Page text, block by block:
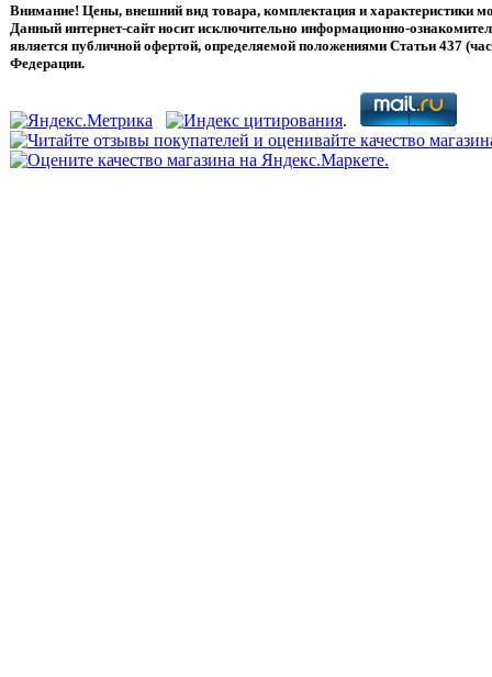
Внимание! Цены, внешний вид товара, комплектация и характеристики
Данный интернет-сайт носит исключительно информационно-
является публичной офертой, определяемой положениями Статьи 437
Федерации.
.